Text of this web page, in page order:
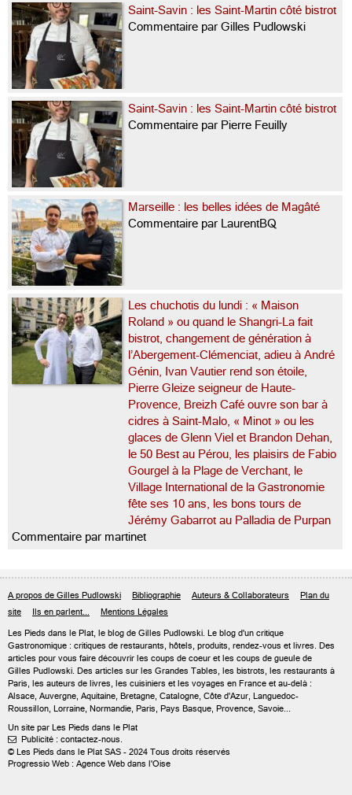
Saint-Savin : les Saint-Martin côté bistrot
Commentaire par Gilles Pudlowski
Saint-Savin : les Saint-Martin côté bistrot
Commentaire par Pierre Feuilly
Marseille : les belles idées de Magâté
Commentaire par LaurentBQ
Les chuchotis du lundi : « Maison
Roland » ou quand le Shangri-La fait
bistrot, changement de génération à
l’Abergement-Clémenciat, adieu à André
Génin, Ivan Vautier rend son étoile,
Pierre Gleize seigneur de Haute-
Provence, Breizh Café ouvre son bar à
cidres à Saint-Malo, « Minot » ou les
glaces de Glenn Viel et Brandon Dehan,
le 50 Best au Pérou, les plaisirs de Fabio
Gourgel à la Plage de Verchant, le
Village International de la Gastronomie
fête ses 10 ans, les bons tours de
Jérémy Gabarrot au Palladia de Purpan
Commentaire par martinet
A propos de Gilles Pudlowski Bibliographie Auteurs & Collaborateurs
Plan du
site
Ils en parlent... Mentions Légales
Les Pieds dans le Plat, le blog de Gilles Pudlowski. Le blog d'un critique
Gastronomique : critiques de restaurants, hôtels, produits, rendez-vous et livres. Des
articles pour vous faire découvrir les coups de coeur et les coups de gueule de
Gilles Pudlowski. Des articles sur les Grandes Tables, les bistrots, les restaurants à
Paris, les auteurs de livres, les cuisiniers et les voyages en France et au-delà :
Alsace, Auvergne, Aquitaine, Bretagne, Catalogne, Côte d'Azur, Languedoc-
Roussillon, Lorraine, Normandie, Paris, Pays Basque, Provence, Savoie...
Un site par Les Pieds dans le Plat
 Publicité : contactez-nous.
© Les Pieds dans le Plat SAS - 2024 Tous droits réservés
Progressio Web : Agence Web dans l'Oise